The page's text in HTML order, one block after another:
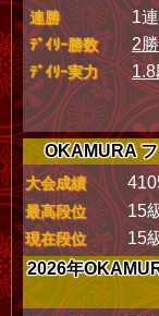
連勝 1連
ﾃﾞｲﾘｰ勝数 2
ﾃﾞｲﾘｰ実力
OKAMURA
大会成績
最高段位 15
現在段位
15
2026年